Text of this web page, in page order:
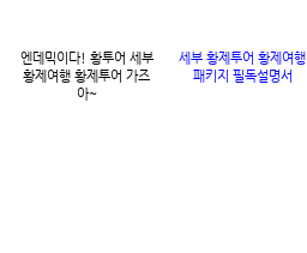
엔데믹이다! 황투어 세부
황제여행 황제투어 가즈
아~
세부 황제투어 황제여행
패키지 필독설명서